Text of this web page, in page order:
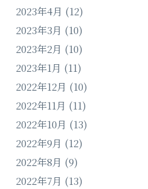
2023年4月 (12)
2023年3月 (10)
2023年2月 (10)
2023年1月 (11)
2022年12月 (10)
2022年11月 (11)
2022年10月 (13)
2022年9月 (12)
2022年8月 (9)
2022年7月 (13)